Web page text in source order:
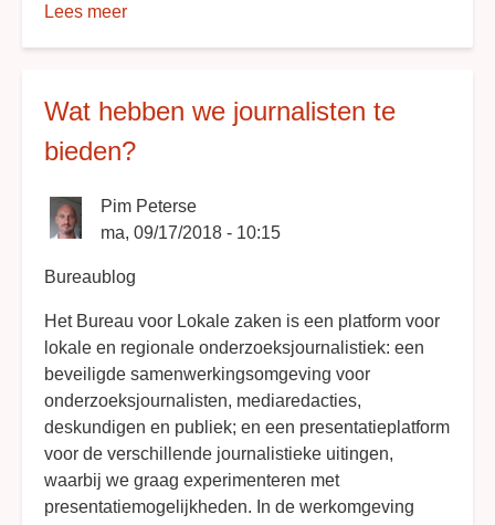
Lees meer
van
het
Wat hebben we journalisten te
bieden?
Pim Peterse
ma, 09/17/2018 - 10:15
Bureaublog
Het Bureau voor Lokale zaken is een platform voor
lokale en regionale onderzoeksjournalistiek: een
beveiligde samenwerkingsomgeving voor
onderzoeksjournalisten, mediaredacties,
deskundigen en publiek; en een presentatieplatform
voor de verschillende journalistieke uitingen,
waarbij we graag experimenteren met
presentatiemogelijkheden. In de werkomgeving